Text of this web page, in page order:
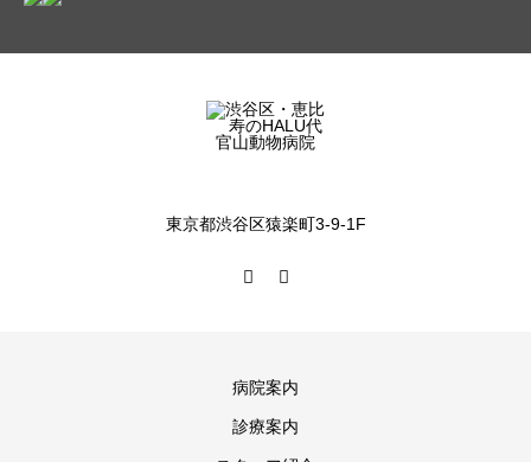
東京都渋谷区猿楽町3-9-1F
病院案内
診療案内